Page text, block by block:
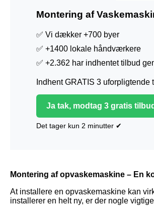
Montering af
✅ Vi dækker +700 byer
✅ +1400 lokale håndværkere
✅ +2.362 har indhentet tilbud
Indhent GRATIS 3 uforpligtende
Ja tak, modtag 3 gratis tilbud
Det tager kun 2 minutter ✔
Montering af opvaskemaskine – En
At installere en opvaskemaskine kan
installerer en helt ny, er der nogle